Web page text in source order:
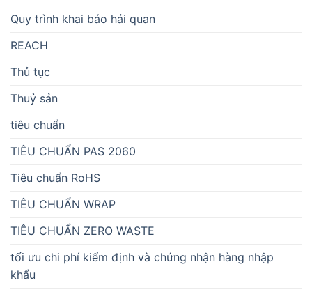
Quy trình khai báo hải quan
REACH
Thủ tục
Thuỷ sản
tiêu chuẩn
TIÊU CHUẨN PAS 2060
Tiêu chuẩn RoHS
TIÊU CHUẨN WRAP
TIÊU CHUẨN ZERO WASTE
tối ưu chi phí kiểm định và chứng nhận hàng nhập
khẩu